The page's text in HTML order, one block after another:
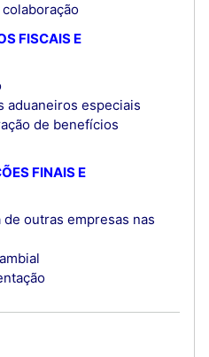
FISCAIS E
aduaneiros especiais
de benefícios
FINAIS E
outras empresas nas